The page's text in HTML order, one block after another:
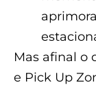
Mas afinal o
e Pick Up